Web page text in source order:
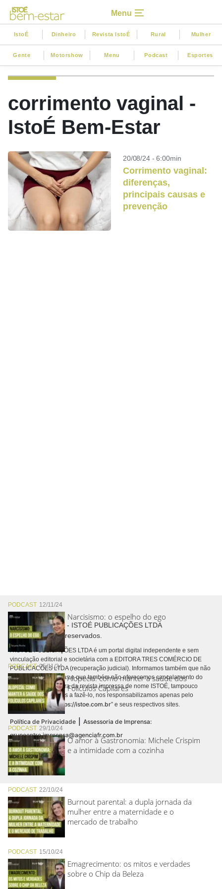
Menu
IstoÉ Dinheiro Revista IstoÉ Rural Mulher
Gente Motorshow Menu Podcast Esportes
corrimento vaginal -
IstoÉ Bem-Estar
20/08/24 - 6:00min
Corrimento vaginal:
diferenças,
principais causas e
prevenção
PODCAST 12/11/24
Narcisismo: o espelho do ego
PODCAST05/11/24
Alopecia: como manter a saúde dos
Folículos Capilares
PODCAST 29/10/24
O amor à Gastronomia: Michele Crispim
e a intimidade com a cozinha
PODCAST 22/10/24
Burnout parental: a dupla jornada da
mulher entre a maternidade e o
mercado de trabalho
PODCAST 15/10/24
Emagrecimento: os mitos e verdades
sobre o Chip da Beleza
Copyright © 2026 - ISTOÉ PUBLICAÇÕES LTDA
Todos os direitos reservados.
A ISTOÉ PUBLICAÇÕES LTDA é um portal digital independente e sem
vinculação editorial e societária com a EDITORA TRES COMÉRCIO DE
PUBLICACÕES LTDA (recuperação judicial). Informamos também que não
realizamos cobranças e que também não oferecemos cancelamento do
contrato de assinatura da revista impressa de nome ISTOÉ, tampouco
autorizamos terceiros a fazê-lo, nos responsabilizamos apenas pelo
conteúdo digital “https://istoe.com.br” e seus respectivos sites.
Política de Privacidade | Assessoria de Imprensa:
grupoentre.imprensa@agenciafr.com.br